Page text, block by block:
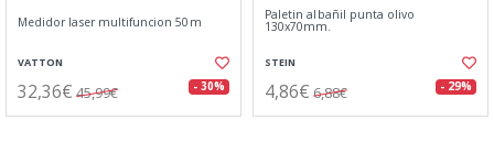
Medidor laser multifuncion 50m
VATTON
32,36€ 45,99€ - 30%
Paletin albañil punta olivo
130x70mm.
STEIN
4,86€ 6,88€ - 29%